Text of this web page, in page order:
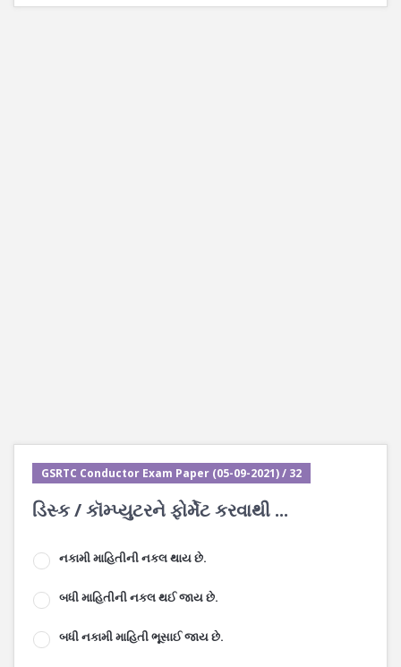
GSRTC Conductor Exam Paper (05-09-2021) / 32
ડિસ્ક / કૉમ્પ્યુટરને ફોર્મેટ કરવાથી ...
નકામી માહિતીની નકલ થાય છે.
બધી માહિતીની નકલ થઈ જાય છે.
બધી નકામી માહિતી ભૂસાઈ જાય છે.